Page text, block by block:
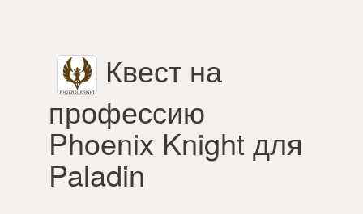
Квест на
профессию
Phoenix Knight для
Paladin